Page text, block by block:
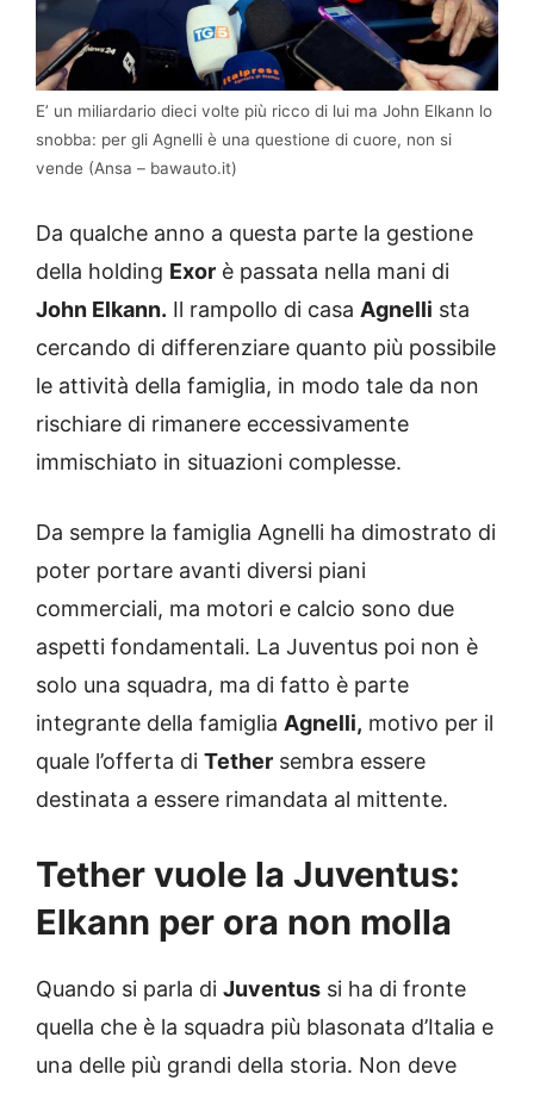
E’ un miliardario dieci volte più ricco di lui ma John Elkann lo
snobba: per gli Agnelli è una questione di cuore, non si
vende (Ansa – bawauto.it)
Da qualche anno a questa parte la gestione
della holding Exor è passata nella mani di
John Elkann. Il rampollo di casa Agnelli sta
cercando di differenziare quanto più possibile
le attività della famiglia, in modo tale da non
rischiare di rimanere eccessivamente
immischiato in situazioni complesse.
Da sempre la famiglia Agnelli ha dimostrato di
poter portare avanti diversi piani
commerciali, ma motori e calcio sono due
aspetti fondamentali. La Juventus poi non è
solo una squadra, ma di fatto è parte
integrante della famiglia Agnelli, motivo per il
quale l’offerta di Tether sembra essere
destinata a essere rimandata al mittente.
Tether vuole la Juventus:
Elkann per ora non molla
Quando si parla di Juventus si ha di fronte
quella che è la squadra più blasonata d’Italia e
una delle più grandi della storia. Non deve